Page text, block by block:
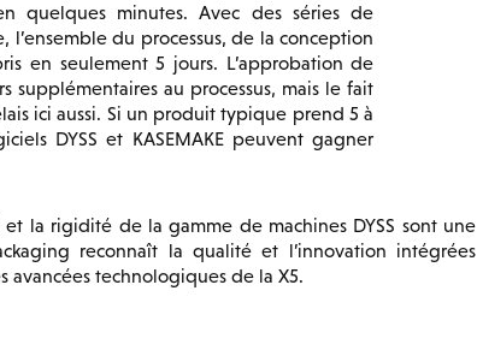
quelques minutes. Avec des séries de
du processus, de la conception
en seulement 5 jours. L’approbation de
supplémentaires au processus, mais le fait
ici aussi. Si un produit typique prend 5 à
DYSS et KASEMAKE peuvent gagner
la rigidité de la gamme de machines DYSS sont une
reconnaît la qualité et l’innovation intégrées
avancées technologiques de la X5.